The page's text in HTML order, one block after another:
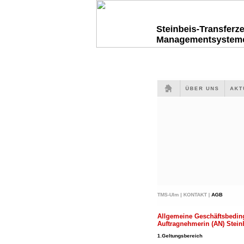
Steinbeis-
ÜBER UNS
TMS-Ulm | KONTAKT | AGB
Allgemeine
Auftragnehmerin (AN)
1.Geltungsbereich